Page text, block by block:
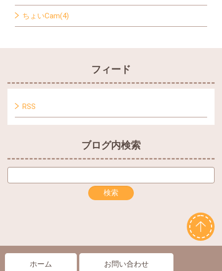
ちょいCam(4)
フィード
RSS
ブログ内検索
ホーム お問い合わせ